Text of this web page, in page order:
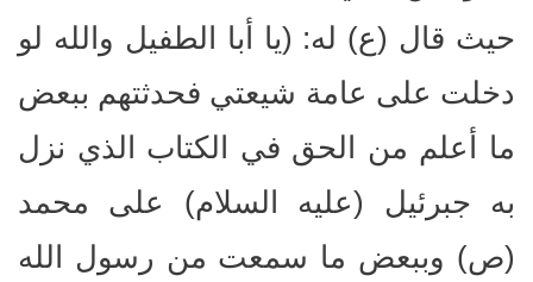
حيث قال (ع) له: (يا أبا الطفيل والله لو
دخلت على عامة شيعتي فحدثتهم ببعض
ما أعلم من الحق في الكتاب الذي نزل
به جبرئيل (عليه السلام) على محمد
(ص) وببعض ما سمعت من رسول الله